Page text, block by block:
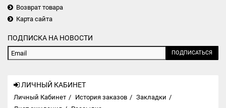
Возврат товара
Карта сайта
ПОДПИСКА НА НОВОСТИ
ПОДПИСАТЬСЯ
ЛИЧНЫЙ КАБИНЕТ
Личный Кабинет История заказов
Закладки